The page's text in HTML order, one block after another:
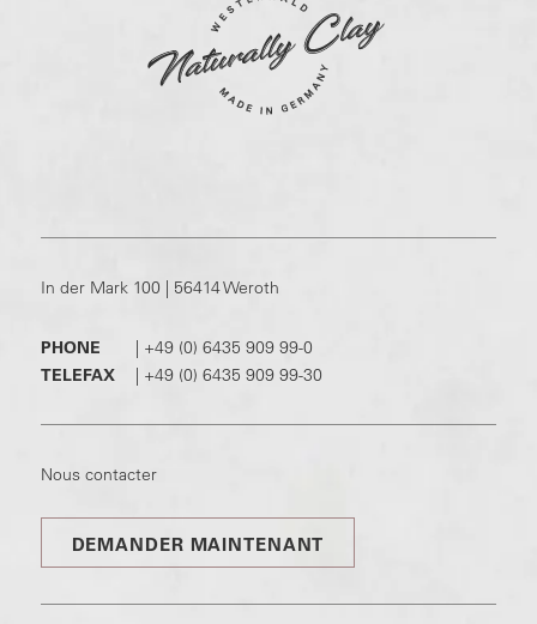
In der Mark 100 | 56414 Weroth
PHONE
+49 (0) 6435 909 99-0
TELEFAX
+49 (0) 6435 909 99-30
Nous contacter
DEMANDER MAINTENANT